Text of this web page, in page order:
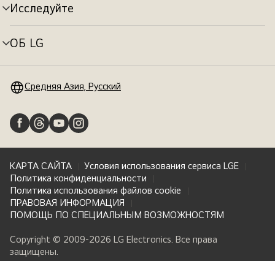
Исследуйте
Переключатель
меню
ОБ LG
Переключатель
Средняя Азия, Русский
КАРТА САЙТА
Условия использования сервиса LGE
Политика конфиденциальности
Политика использования файлов cookie
ПРАВОВАЯ ИНФОРМАЦИЯ
ПОМОЩЬ ПО СПЕЦИАЛЬНЫМ ВОЗМОЖНОСТЯМ
Copyright © 2009-2026 LG Electronics. Все права
защищены.